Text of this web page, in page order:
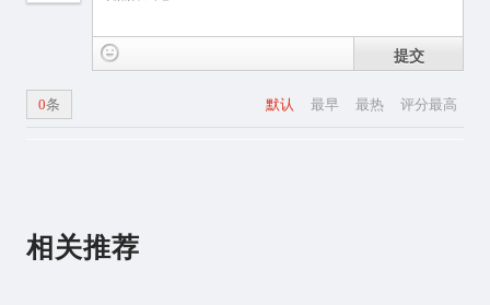
提交
默认 最早 最热 评分最高
0条
相关推荐